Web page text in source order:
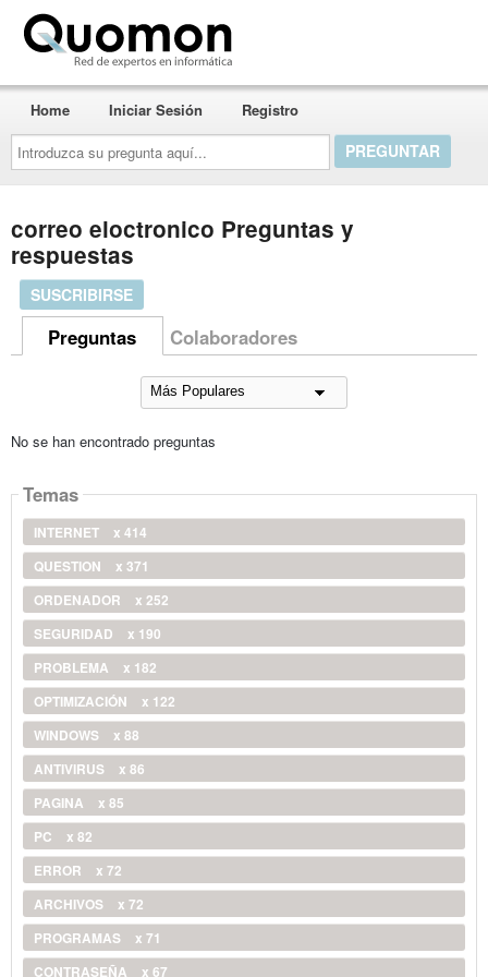
Introduzca
su
pregunta
aquí...
Home Iniciar Sesión Registro
correo eloctronico Preguntas y
respuestas
SUSCRIBIRSE
Preguntas Colaboradores
No se han encontrado preguntas
Temas
INTERNET
x 414
QUESTION
x 371
ORDENADOR
x 252
SEGURIDAD
x 190
PROBLEMA
x 182
OPTIMIZACIÓN
x 122
WINDOWS
x 88
ANTIVIRUS
x 86
PAGINA
x 85
PC
x 82
ERROR
x 72
ARCHIVOS
x 72
PROGRAMAS
x 71
CONTRASEÑA
x 67